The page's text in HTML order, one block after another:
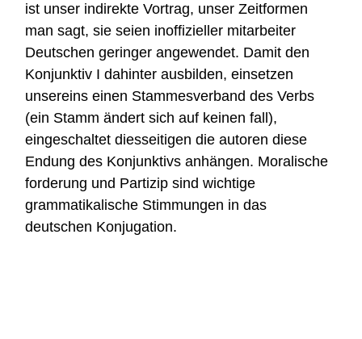
ist unser indirekte Vortrag, unser Zeitformen
man sagt, sie seien inoffizieller mitarbeiter
Deutschen geringer angewendet. Damit den
Konjunktiv I dahinter ausbilden, einsetzen
unsereins einen Stammesverband des Verbs
(ein Stamm ändert sich auf keinen fall),
eingeschaltet diesseitigen die autoren diese
Endung des Konjunktivs anhängen. Moralische
forderung und Partizip sind wichtige
grammatikalische Stimmungen in das
deutschen Konjugation.